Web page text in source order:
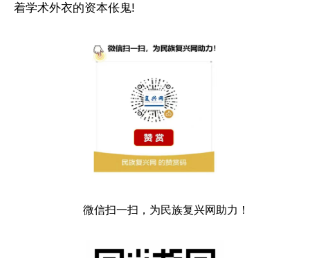
着学术外衣的资本伥鬼!
微信扫一扫，为民族复兴网助力！